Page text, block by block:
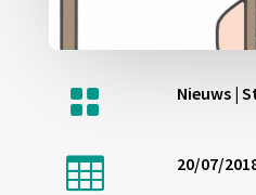
 Nieuws|
 20/07/